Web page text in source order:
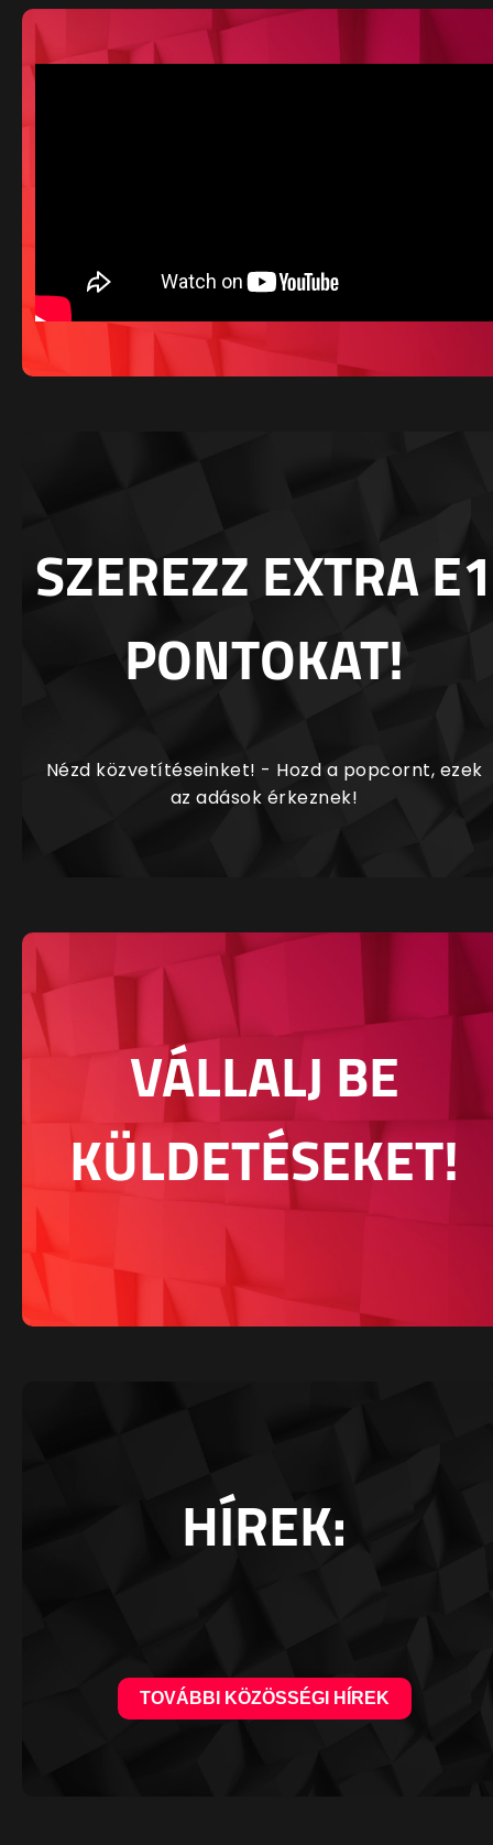
SZEREZZ EXTRA E1
PONTOKAT!
Nézd közvetítéseinket! - Hozd a popcornt, ezek
az adások érkeznek!
VÁLLALJ BE
KÜLDETÉSEKET!
HÍREK:
TOVÁBBI KÖZÖSSÉGI HÍREK